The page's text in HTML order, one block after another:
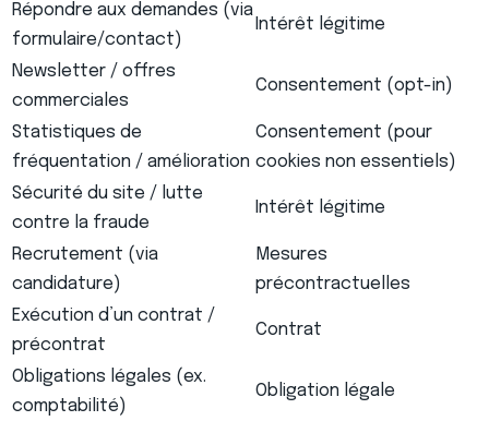
Répondre aux demandes (via
formulaire/contact)
Intérêt légitime
Newsletter / offres
commerciales
Consentement (opt-in)
Statistiques de
fréquentation / amélioration
Consentement (pour
cookies non essentiels)
Sécurité du site / lutte
contre la fraude
Intérêt légitime
Recrutement (via
candidature)
Mesures
précontractuelles
Exécution d’un contrat /
précontrat
Contrat
Obligations légales (ex.
comptabilité)
Obligation légale